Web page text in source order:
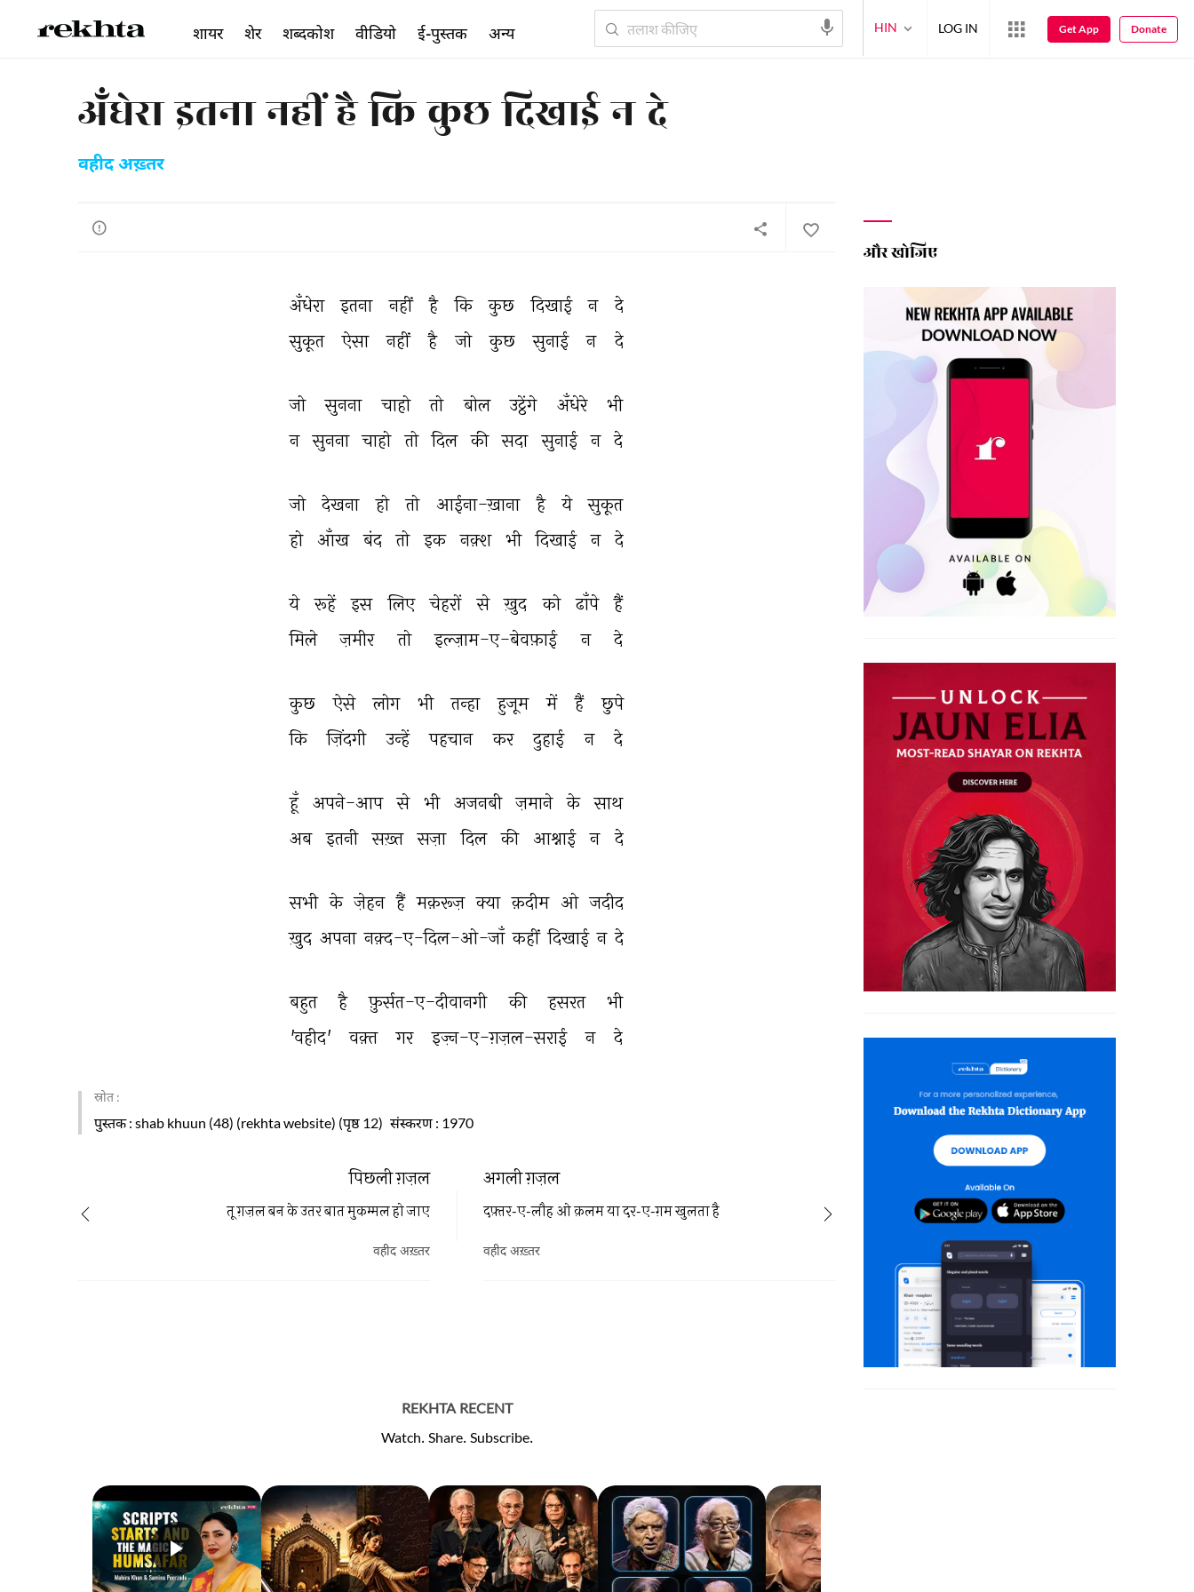
अँधेरा इतना नहीं है कि कुछ दिखाई न दे
वहीद अख़्तर
अँधेरा इतना नहीं है कि कुछ दिखाई न
दे
सुकूत
ऐसा नहीं है जो कुछ सुनाई न दे
जो सुनना चाहो तो बोल उट्ठेंगे अँधेरे
भी
न सुनना चाहो तो दिल की सदा सुनाई न दे
जो देखना हो तो आईना-ख़ाना है ये
सुकूत
हो आँख बंद तो इक नक़्श भी दिखाई न दे
ये रूहें इस लिए चेहरों से ख़ुद को ढाँपे
हैं
मिले
ज़मीर तो इल्ज़ाम-ए-बेवफ़ाई न दे
कुछ ऐसे लोग भी तन्हा हुजूम में हैं
छुपे
कि
ज़िंदगी उन्हें पहचान कर दुहाई न दे
हूँ अपने-आप से भी अजनबी ज़माने के
साथ
अब इतनी सख़्त सज़ा दिल की आश्नाई न दे
सभी के ज़ेहन हैं मक़रूज़ क्या क़दीम ओ जदीद
ख़ुद अपना नक़्द-ए-दिल-ओ-जाँ कहीं दिखाई न दे
बहुत है फ़ुर्सत-ए-दीवानगी की हसरत
भी
'वहीद'
वक़्त गर इज़्न-ए-ग़ज़ल-सराई न दे
स्रोत :
पुस्तक: shab khuun (48) (rekhta website) (पृष्ठ 12) संस्करण : 1970
अगली ग़ज़ल
दफ़्तर-ए-लौह ओ क़लम या दर-ए-ग़म खुलता है
वहीद अख़्तर
पिछली ग़ज़ल
तू ग़ज़ल बन के उतर बात मुकम्मल हो जाए
वहीद अख़्तर
REKHTA RECENT
Watch. Share. Subscribe.
और खोजिए
शायर शेर शब्दकोश वीडियो ई-पुस्तक अन्य HIN LOG IN Get App Donate